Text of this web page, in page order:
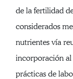
de la fertilidad
considerados
nutrientes vía
incorporación al
prácticas de